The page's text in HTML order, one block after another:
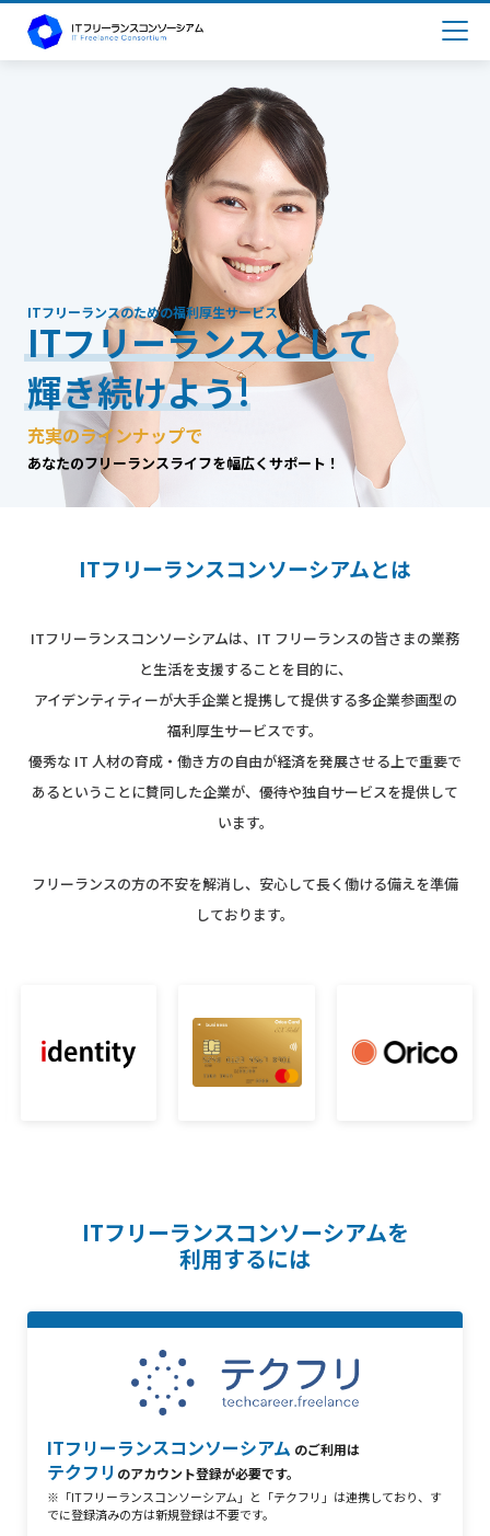
ITフリーランスのための福利厚生サービス
ITフリーランスとして
輝き続けよう!
充実のラインナップで
あなたのフリーランスライフを幅広くサポート！
ITフリーランスコンソーシアムとは
ITフリーランスコンソーシアムは、IT フリーランスの皆さまの業務
と生活を支援することを目的に、
アイデンティティーが大手企業と提携して提供する多企業参画型の
福利厚生サービスです。
優秀な IT 人材の育成・働き方の自由が経済を発展させる上で重要で
あるということに賛同した企業が、優待や独自サービスを提供して
います。
フリーランスの方の不安を解消し、安心して長く働ける備えを準備
しております。
ITフリーランスコンソーシアムを
利用するには
ITフリーランスコンソーシアム のご利用は
テクフリ のアカウント登録が必要です。
※「ITフリーランスコンソーシアム」と「テクフリ」は連携しており、す
でに登録済みの方は新規登録は不要です。